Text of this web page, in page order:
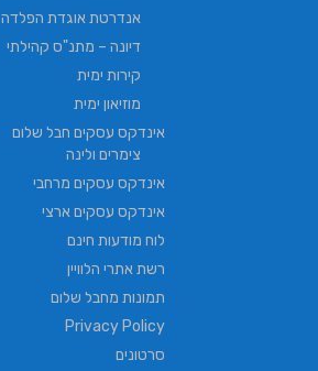
אנדרטת אוגדת הפלדה
דיונה – מתנ"ס קהילתי
קירות ימית
מוזיאון ימית
אינדקס עסקים חבל שלום
צימרים ולינה
אינדקס עסקים מרחבי
אינדקס עסקים ארצי
לוח מודעות חינם
רשת אתרי הלוויין
תמונות מחבל שלום
Privacy Policy
סרטונים